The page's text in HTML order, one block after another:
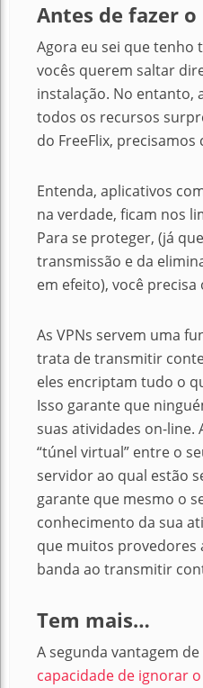
Antes de fazer
Agora eu sei que tenho
vocês querem saltar
instalação. No entanto,
todos os recursos
do FreeFlix,
Entenda, aplicativos
na verdade, ficam nos
Para se proteger, (já
transmissão e da
em efeito), você precisa
As VPNs servem uma
trata de transmitir
eles encriptam tudo o
Isso garante que
suas atividades on-line.
“túnel virtual” entre o
servidor ao qual estão
garante que mesmo o
conhecimento da sua
que muitos provedores
banda ao transmitir
Tem mais…
A segunda vantagem de
capacidade de ignorar